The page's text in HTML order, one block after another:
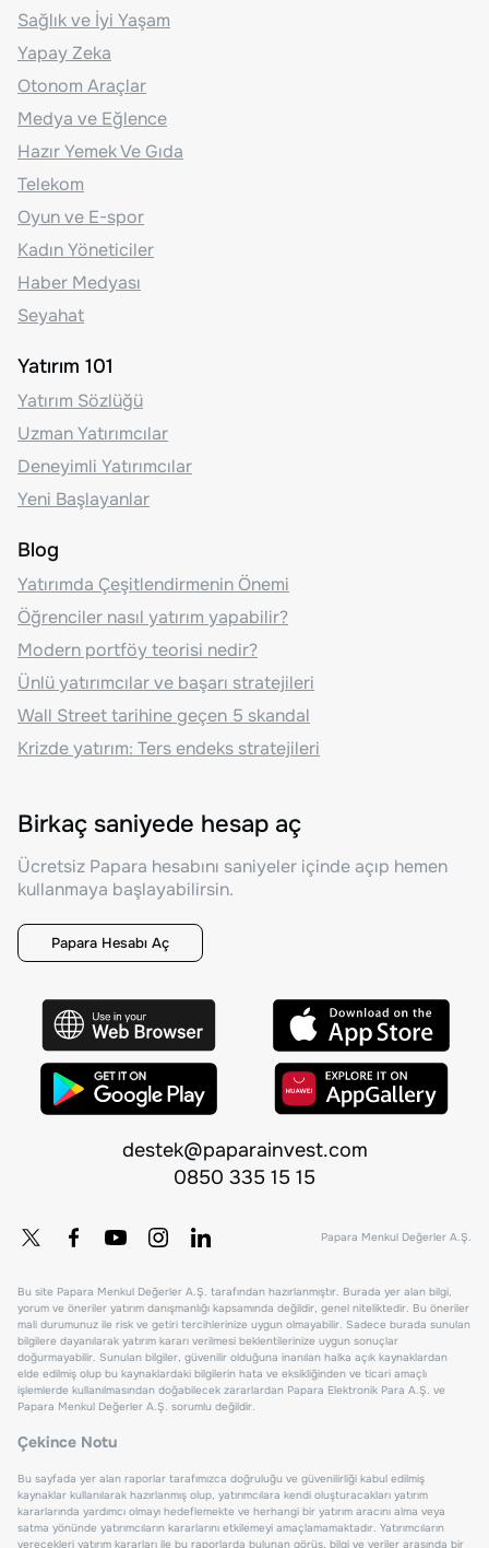
Sağlık ve İyi Yaşam
Yapay Zeka
Otonom Araçlar
Medya ve Eğlence
Hazır Yemek Ve Gıda
Telekom
Oyun ve E-spor
Kadın Yöneticiler
Haber Medyası
Seyahat
Yatırım 101
Yatırım Sözlüğü
Uzman Yatırımcılar
Deneyimli Yatırımcılar
Yeni Başlayanlar
Blog
Yatırımda Çeşitlendirmenin Önemi
Öğrenciler nasıl yatırım yapabilir?
Modern portföy teorisi nedir?
Ünlü yatırımcılar ve başarı stratejileri
Wall Street tarihine geçen 5 skandal
Krizde yatırım: Ters endeks stratejileri
Birkaç saniyede hesap aç
Ücretsiz Papara hesabını saniyeler içinde açıp hemen
kullanmaya başlayabilirsin.
Papara Hesabı Aç
destek@paparainvest.com
0850 335 15 15
Papara Menkul Değerler A.Ş.
Bu site Papara Menkul Değerler A.Ş. tarafından hazırlanmıştır. Burada yer alan bilgi,
yorum ve öneriler yatırım danışmanlığı kapsamında değildir, genel niteliktedir. Bu öneriler
mali durumunuz ile risk ve getiri tercihlerinize uygun olmayabilir. Sadece burada sunulan
bilgilere dayanılarak yatırım kararı verilmesi beklentilerinize uygun sonuçlar
doğurmayabilir. Sunulan bilgiler, güvenilir olduğuna inanılan halka açık kaynaklardan
elde edilmiş olup bu kaynaklardaki bilgilerin hata ve eksikliğinden ve ticari amaçlı
işlemlerde kullanılmasından doğabilecek zararlardan Papara Elektronik Para A.Ş. ve
Papara Menkul Değerler A.Ş. sorumlu değildir.
Çekince Notu
Bu sayfada yer alan raporlar tarafımızca doğruluğu ve güvenilirliği kabul edilmiş
kaynaklar kullanılarak hazırlanmış olup, yatırımcılara kendi oluşturacakları yatırım
kararlarında yardımcı olmayı hedeflemekte ve herhangi bir yatırım aracını alma veya
satma yönünde yatırımcıların kararlarını etkilemeyi amaçlamamaktadır. Yatırımcıların
verecekleri yatırım kararları ile bu raporlarda bulunan görüş, bilgi ve veriler arasında bir